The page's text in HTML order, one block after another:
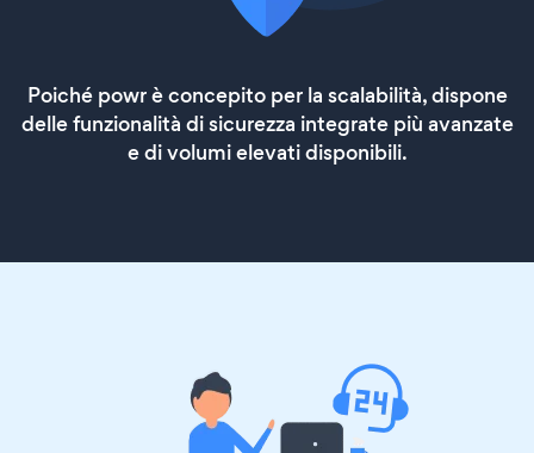
Poiché powr è concepito per la scalabilità, dispone
delle funzionalità di sicurezza integrate più avanzate
e di volumi elevati disponibili.